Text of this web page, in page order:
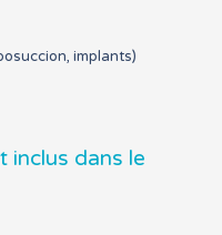
implants)
inclus dans le